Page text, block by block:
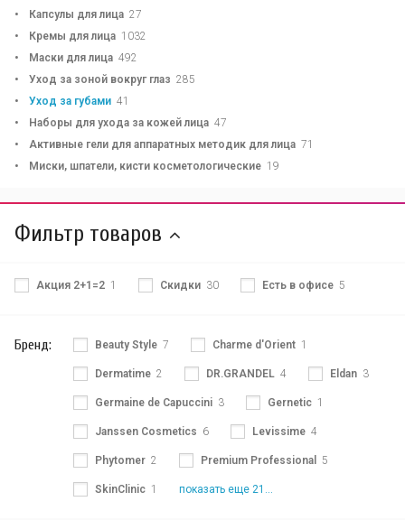
Капсулы для лица 27
Кремы для лица 1032
Маски для лица 492
Уход за зоной вокруг глаз 285
Уход за губами 41
Наборы для ухода за кожей лица 47
Активные гели для аппаратных методик для лица 71
Миски, шпатели, кисти косметологические 19
Фильтр товаров
Акция 2+1=2 1 Скидки 30 Есть в офисе 5
Бренд: Beauty Style 7 Charme d'Orient 1
Dermatime 2 DR.GRANDEL 4 Eldan 3
Germaine de Capuccini 3 Gernetic 1
Janssen Cosmetics 6 Levissime 4
Phytomer 2 Premium Professional 5
SkinClinic 1 показать еще 21...